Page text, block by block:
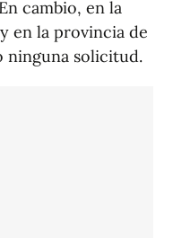
cambio, en la
en la provincia de
ninguna solicitud.